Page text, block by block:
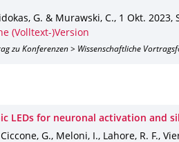
G. & Murawski, C., 1 Okt. 2023,
(Volltext-)Version
zu Konferenzen > Wissenschaftliche
LEDs for neuronal activation and
G., Meloni, I., Lahore, R. F.,